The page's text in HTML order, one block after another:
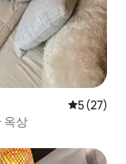
평점 5점
5 (27)
옥상